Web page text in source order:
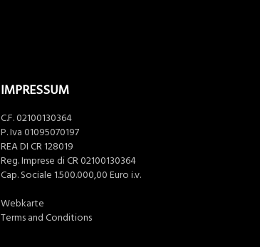
IMPRESSUM
C.F. 02100130364
P. Iva 01095070197
REA DI CR 128019
Reg. Imprese di CR 02100130364
Cap. Sociale 1.500.000,00 Euro i.v.
Webkarte
Terms and Conditions